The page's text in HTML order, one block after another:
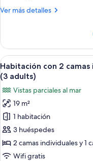
vistas
mar
(2
adults
+
1
child)
Ver más detalles
Más
con
camas
individuales,
vistas
parciales
al
mar
(2
adults
child)
Abrir
todas
las
fotos
de
Habitación
con
2
camas
7
Habitación con 2
(3 adults)
Vistas parciales al mar
19 m²
1 habitación
3 huéspedes
2 camas individuales y 1
Wifi gratis